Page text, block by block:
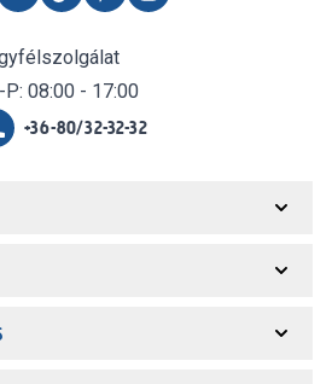
P: 08:00 - 17:00
+36-80/32-32-32